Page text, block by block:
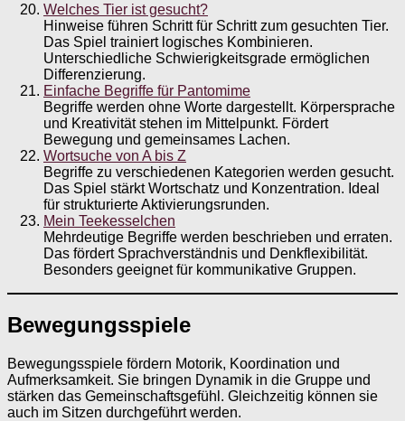
Welches Tier ist gesucht?
Hinweise führen Schritt für Schritt zum gesuchten Tier.
Das Spiel trainiert logisches Kombinieren.
Unterschiedliche Schwierigkeitsgrade ermöglichen
Differenzierung.
Einfache Begriffe für Pantomime
Begriffe werden ohne Worte dargestellt. Körpersprache
und Kreativität stehen im Mittelpunkt. Fördert
Bewegung und gemeinsames Lachen.
Wortsuche von A bis Z
Begriffe zu verschiedenen Kategorien werden gesucht.
Das Spiel stärkt Wortschatz und Konzentration. Ideal
für strukturierte Aktivierungsrunden.
Mein Teekesselchen
Mehrdeutige Begriffe werden beschrieben und erraten.
Das fördert Sprachverständnis und Denkflexibilität.
Besonders geeignet für kommunikative Gruppen.
Bewegungsspiele
Bewegungsspiele fördern Motorik, Koordination und
Aufmerksamkeit. Sie bringen Dynamik in die Gruppe und
stärken das Gemeinschaftsgefühl. Gleichzeitig können sie
auch im Sitzen durchgeführt werden.